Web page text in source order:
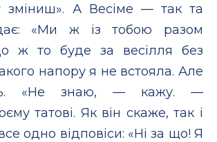
зміниш». А Весіме — так та
«Ми ж із тобою разом
ж то буде за весілля без
напору я не встояла. Але
«Не знаю, — кажу. —
татові. Як він скаже, так і
одно відповіси: «Ні за що! Я